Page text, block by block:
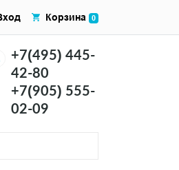
+7(495) 445-
42-80
+7(905) 555-
02-09
Корзина 0